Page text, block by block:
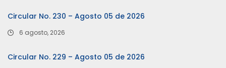
Circular No. 230 – Agosto 05 de 2026
6 agosto, 2026
Circular No. 229 – Agosto 05 de 2026